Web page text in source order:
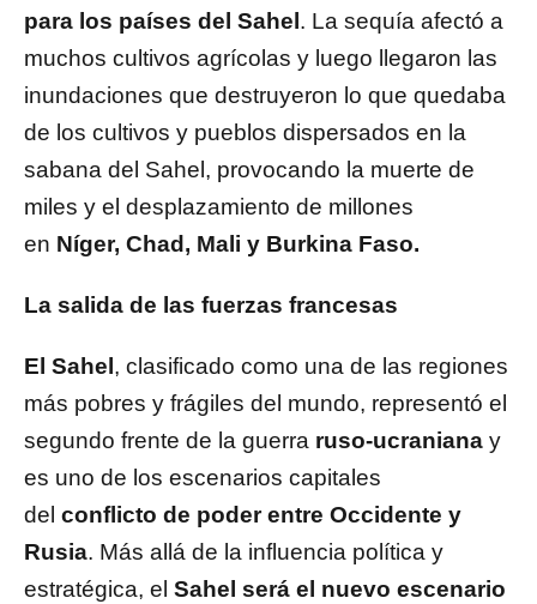
para los países del Sahel . La sequía afectó a
muchos cultivos agrícolas y luego llegaron las
inundaciones que destruyeron lo que quedaba
de los cultivos y pueblos dispersados en la
sabana del Sahel, provocando la muerte de
miles y el desplazamiento de millones
en Níger, Chad, Mali y Burkina Faso.
La salida de las fuerzas francesas
El Sahel , clasificado como una de las regiones
más pobres y frágiles del mundo, representó el
segundo frente de la guerra ruso-ucraniana y
es uno de los escenarios capitales
del conflicto de poder entre Occidente y
Rusia. Más allá de la influencia política y
estratégica, el Sahel será el nuevo escenario